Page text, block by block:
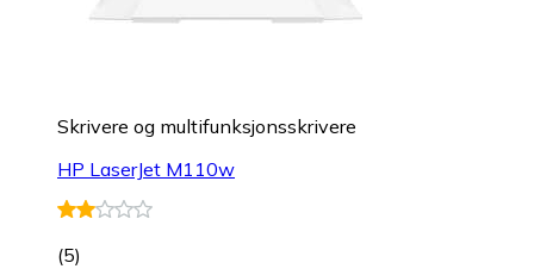
Skrivere og multifunksjonsskrivere
HP LaserJet M110w
(5)